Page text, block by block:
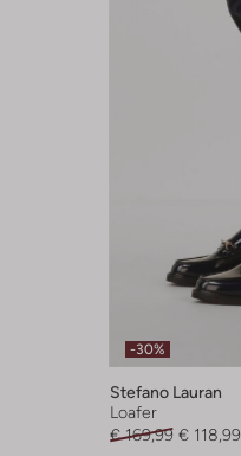
-30%
Stefano Lauran
Loafer
€ 169,99 € 118,99